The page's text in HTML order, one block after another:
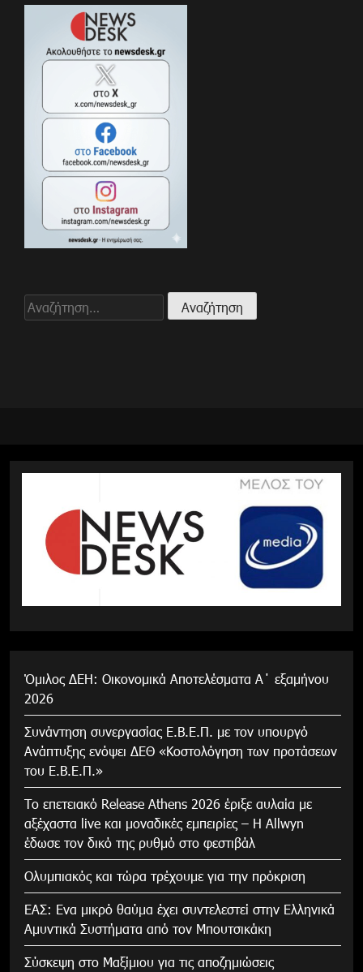
Αναζήτηση
για:
Όμιλος ΔΕΗ: Οικονομικά Αποτελέσματα Α΄ εξαμήνου
2026
Συνάντηση συνεργασίας Ε.Β.Ε.Π. με τον υπουργό
Ανάπτυξης ενόψει ΔΕΘ «Κοστολόγηση των προτάσεων
του Ε.Β.Ε.Π.»
Το επετειακό Release Athens 2026 έριξε αυλαία με
αξέχαστα live και μοναδικές εμπειρίες – Η Allwyn
έδωσε τον δικό της ρυθμό στο φεστιβάλ
Ολυμπιακός και τώρα τρέχουμε για την πρόκριση
ΕΑΣ: Ενα μικρό θαύμα έχει συντελεστεί στην Ελληνικά
Αμυντικά Συστήματα από τον Μπουτσικάκη
Σύσκεψη στο Μαξίμιου για τις αποζημιώσεις